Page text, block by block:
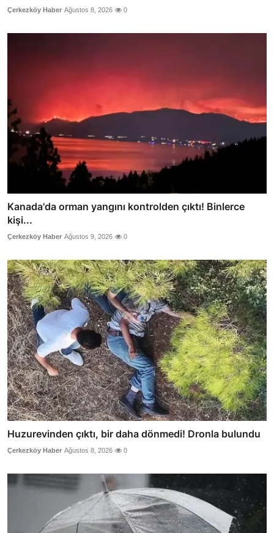
Çerkezköy Haber Ağustos 8, 2026 0
Kanada'da orman yangını kontrolden çıktı! Binlerce
kişi...
Çerkezköy Haber Ağustos 9, 2026 0
Huzurevinden çıktı, bir daha dönmedi! Dronla bulundu
Çerkezköy Haber Ağustos 8, 2026 0